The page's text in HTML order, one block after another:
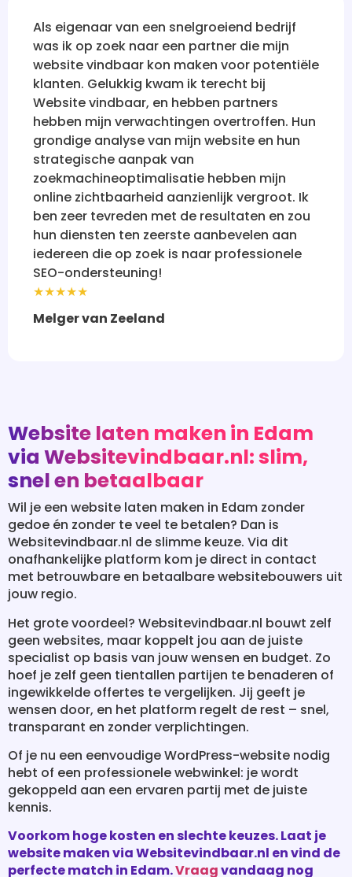
van een snelgroeiend bedrijf
naar een partner die mijn
kon maken voor potentiële
kwam ik terecht bij
en hebben partners
verwachtingen overtroffen. Hun
van mijn website en hun
aanpak van
hebben mijn
aanzienlijk vergroot. Ik
met de resultaten en zou
ten zeerste aanbevelen aan
op zoek is naar professionele
Zeeland
Na
bedrijven
vindbaar
holistisch
nu waar
iedereen
online
★★★★★
Rebecca
snel en betaalbaar
Wil je een website laten maken in Edam zonder
gedoe én zonder te veel te betalen? Dan is
Websitevindbaar.nl de slimme keuze. Via dit
onafhankelijke platform kom je direct in contact
met betrouwbare en betaalbare websitebouwers uit
jouw regio.
Het grote voordeel? Websitevindbaar.nl bouwt zelf
geen websites, maar koppelt jou aan de juiste
specialist op basis van jouw wensen en budget. Zo
hoef je zelf geen tientallen partijen te benaderen of
ingewikkelde offertes te vergelijken. Jij geeft je
wensen door, en het platform regelt de rest – snel,
transparant en zonder verplichtingen.
Of je nu een eenvoudige WordPress-website nodig
hebt of een professionele webwinkel: je wordt
gekoppeld aan een ervaren partij met de juiste
kennis.
Voorkom hoge kosten en slechte keuzes. Laat je
website maken via Websitevindbaar.nl en vind de
perfecte match in Edam.
gratis en vrijblijvend een voorstel aan!
Ja, ik wil groeien!